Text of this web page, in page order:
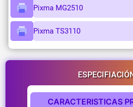
Pixma MG2510
Pixma TS3110
CARACTERISTICAS